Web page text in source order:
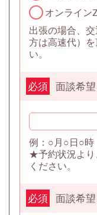
オンライン
出張の場合、
方は高速代）
い。
面談希
必須
例：○月○日○時
★予約状況より
ください。
面談希
必須